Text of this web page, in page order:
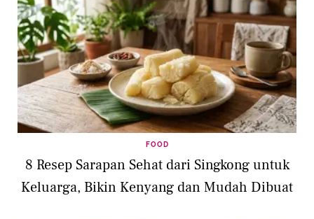
FOOD
8 Resep Sarapan Sehat dari Singkong untuk
Keluarga, Bikin Kenyang dan Mudah Dibuat